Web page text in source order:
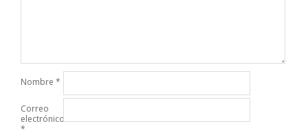
Nombre *
Correo
electrónico
*